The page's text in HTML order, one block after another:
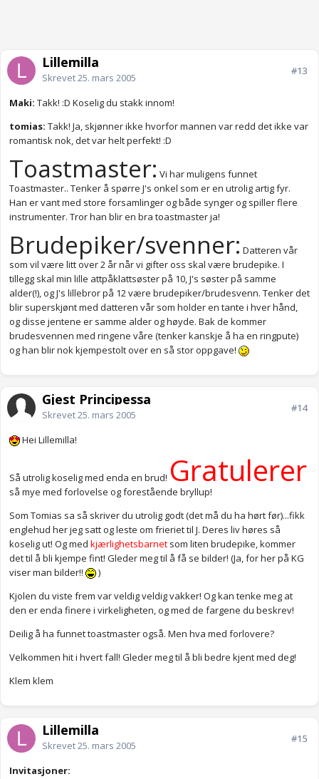
Lillemilla
Skrevet25. mars 2005
#13
Maki: Takk! :D Koselig du stakk innom!
tomias: Takk! Ja, skjønner ikke hvorfor mannen var redd det ikke var
romantisk nok, det var helt perfekt! :D
Toastmaster: Vi har muligens funnet
Toastmaster.. Tenker å spørre J's onkel som er en utrolig artig fyr.
Han er vant med store forsamlinger og både synger og spiller flere
instrumenter. Tror han blir en bra toastmaster ja!
Brudepiker/svenner: Datteren vår
som vil være litt over 2 år når vi gifter oss skal være brudepike. I
tillegg skal min lille attpåklattsøster på 10, J's søster på samme
alder(!), og J's lillebror på 12 være brudepiker/brudesvenn. Tenker det
blir superskjønt med datteren vår som holder en tante i hver hånd,
og disse jentene er samme alder og høyde. Bak de kommer
brudesvennen med ringene våre (tenker kanskje å ha en ringpute)
og han blir nok kjempestolt over en så stor oppgave!
Gjest Principessa
Skrevet25. mars 2005
#14
Hei Lillemilla!
Så utrolig koselig med enda en brud! Gratulerer
så mye med forlovelse og forestående bryllup!
Som Tomias sa så skriver du utrolig godt (det må du ha hørt før)...fikk
englehud her jeg satt og leste om frieriet til J. Deres liv høres så
koselig ut! Og med kjærlighetsbarnet som liten brudepike, kommer
det til å bli kjempe fint! Gleder meg til å få se bilder! (Ja, for her på KG
viser man bilder!!
)
Kjolen du viste frem var veldig veldig vakker! Og kan tenke meg at
den er enda finere i virkeligheten, og med de fargene du beskrev!
Deilig å ha funnet toastmaster også. Men hva med forlovere?
Velkommen hit i hvert fall! Gleder meg til å bli bedre kjent med deg!
Klem klem
Lillemilla
Skrevet25. mars 2005
#15
Invitasjoner: